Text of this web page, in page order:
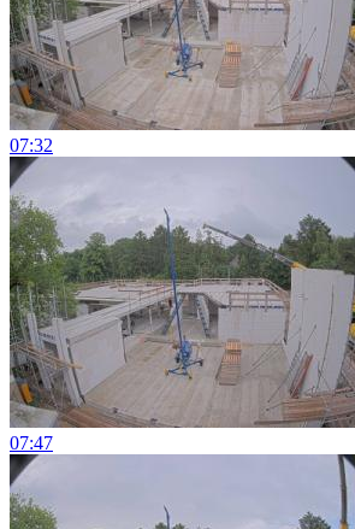
07:32
07:47